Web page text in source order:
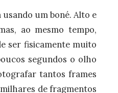
um boné. Alto e
ao mesmo tempo,
ser fisicamente muito
segundos o olho
tantos frames
de fragmentos